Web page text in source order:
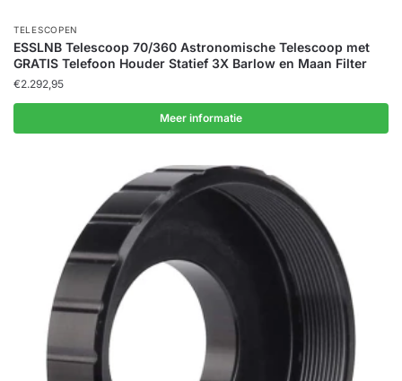
TELESCOPEN
ESSLNB Telescoop 70/360 Astronomische Telescoop met
GRATIS Telefoon Houder Statief 3X Barlow en Maan Filter
€2.292,95
Meer informatie